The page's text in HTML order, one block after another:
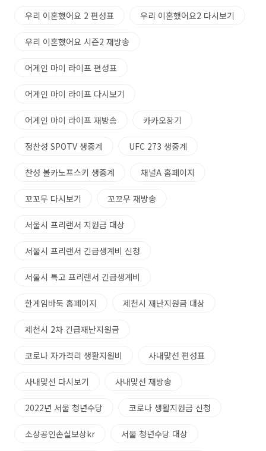
우리 이혼했어요 2 편성표 우리 이혼했어요2 다시보기
우리 이혼했어요 시즌2 재방송
어게인 마이 라이프 편성표
어게인 마이 라이프 다시보기
어게인 마이 라이프 재방송 카카오장기
정찬성 SPOTV 생중계 UFC 273 생중계
찬성 볼카노프스키 생중계 채널A 홈페이지
꼬꼬무 다시보기 꼬꼬무 재방송
서울시 프리랜서 지원금 대상
서울시 프리랜서 긴급생계비 신청
서울시 특고 프리랜서 긴급생계비
한게임바둑 홈페이지 제천시 재난지원금 대상
제천시 2차 긴급재난지원금
코로나 자가격리 생활지원비 사내맞선 편성표
사내맞선 다시보기 사내맞선 재방송
2022년 서울 청년수당 코로나 생활지원금 신청
소상공인손실보상kr 서울 청년수당 대상